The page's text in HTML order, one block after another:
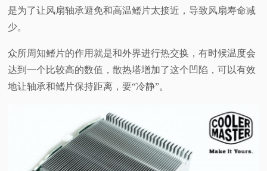
是为了让风扇轴承避免和高温鳍片太接近，导致风扇寿命减
少。
众所周知鳍片的作用就是和外界进行热交换，有时候温度会
达到一个比较高的数值，散热塔增加了这个凹陷，可以有效
地让轴承和鳍片保持距离，要“冷静”。